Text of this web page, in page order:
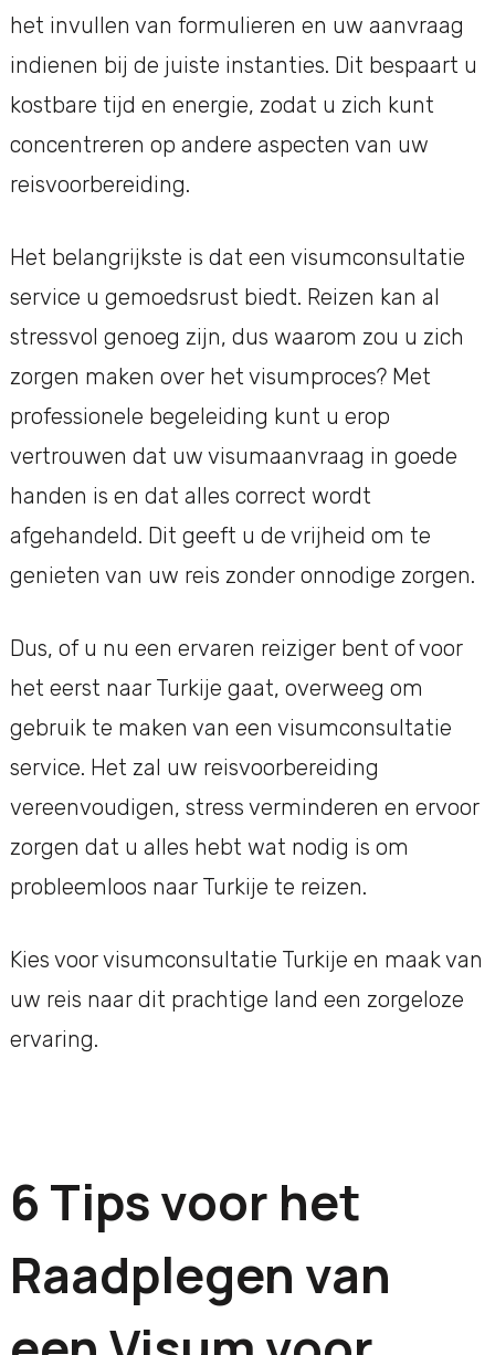
het invullen van formulieren en uw aanvraag
indienen bij de juiste instanties. Dit bespaart u
kostbare tijd en energie, zodat u zich kunt
concentreren op andere aspecten van uw
reisvoorbereiding.
Het belangrijkste is dat een visumconsultatie
service u gemoedsrust biedt. Reizen kan al
stressvol genoeg zijn, dus waarom zou u zich
zorgen maken over het visumproces? Met
professionele begeleiding kunt u erop
vertrouwen dat uw visumaanvraag in goede
handen is en dat alles correct wordt
afgehandeld. Dit geeft u de vrijheid om te
genieten van uw reis zonder onnodige zorgen.
Dus, of u nu een ervaren reiziger bent of voor
het eerst naar Turkije gaat, overweeg om
gebruik te maken van een visumconsultatie
service. Het zal uw reisvoorbereiding
vereenvoudigen, stress verminderen en ervoor
zorgen dat u alles hebt wat nodig is om
probleemloos naar Turkije te reizen.
Kies voor visumconsultatie Turkije en maak van
uw reis naar dit prachtige land een zorgeloze
ervaring.
6 Tips voor het
Raadplegen van